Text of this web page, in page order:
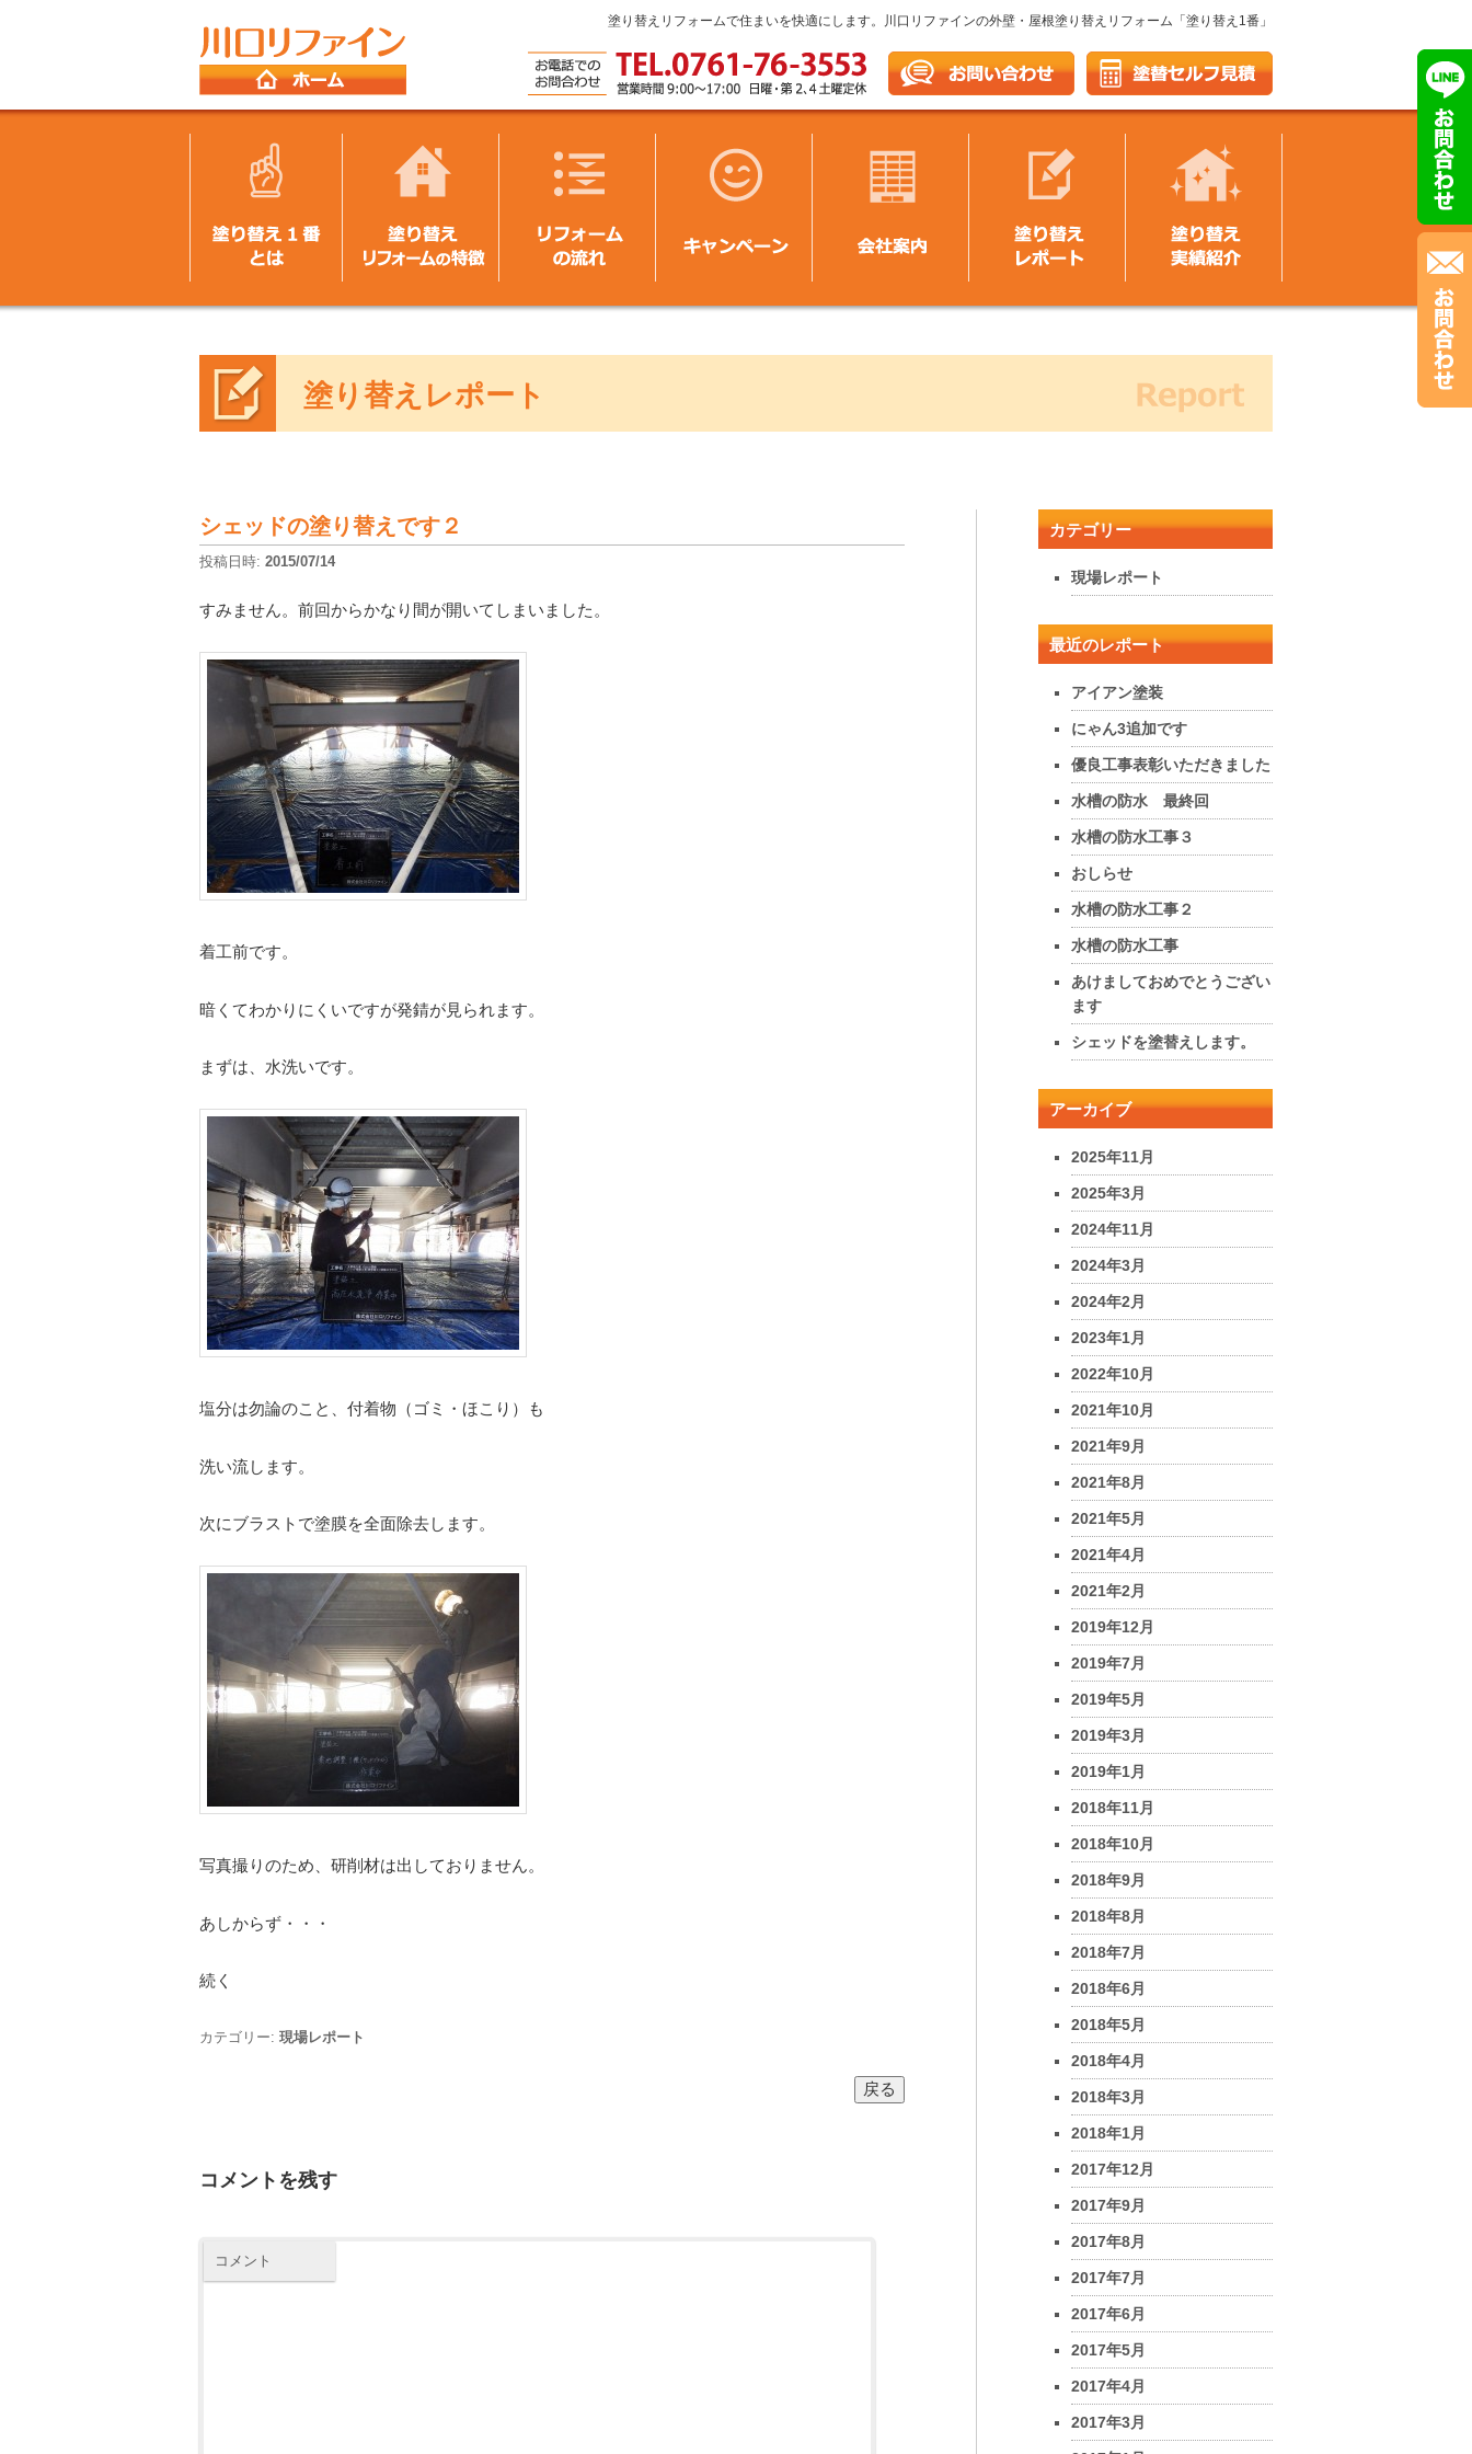
塗り替えリフォームで住まいを快適にします。川口リファインの外壁・屋根塗り替えリフォーム「塗り替え1番」
塗り替えレポート
シェッドの塗り替えです２
投稿日時: 2015/07/14
すみません。前回からかなり間が開いてしまいました。
着工前です。
暗くてわかりにくいですが発錆が見られます。
まずは、水洗いです。
塩分は勿論のこと、付着物（ゴミ・ほこり）も
洗い流します。
次にブラストで塗膜を全面除去します。
写真撮りのため、研削材は出しておりません。
あしからず・・・
続く
カテゴリー: 現場レポート
コメントを残す
コメント
カテゴリー
現場レポート
最近のレポート
アイアン塗装
にゃん3追加です
優良工事表彰いただきました
水槽の防水 最終回
水槽の防水工事３
おしらせ
水槽の防水工事２
水槽の防水工事
あけましておめでとうござい
ます
シェッドを塗替えします。
アーカイブ
2025年11月
2025年3月
2024年11月
2024年3月
2024年2月
2023年1月
2022年10月
2021年10月
2021年9月
2021年8月
2021年5月
2021年4月
2021年2月
2019年12月
2019年7月
2019年5月
2019年3月
2019年1月
2018年11月
2018年10月
2018年9月
2018年8月
2018年7月
2018年6月
2018年5月
2018年4月
2018年3月
2018年1月
2017年12月
2017年9月
2017年8月
2017年7月
2017年6月
2017年5月
2017年4月
2017年3月